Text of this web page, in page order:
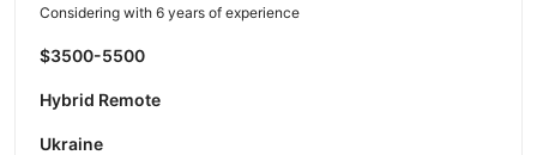
Considering with 6 years of experience
$3500-5500
Hybrid Remote
Ukraine